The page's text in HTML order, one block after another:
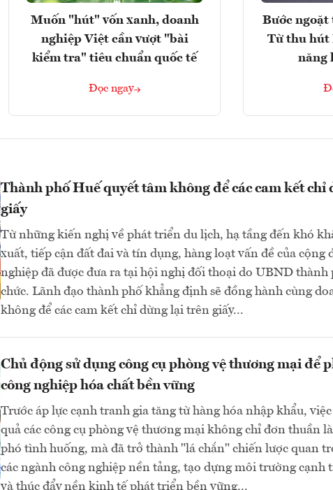
Muốn "hút" vốn xanh, doanh
nghiệp Việt cần vượt "bài
kiểm tra" tiêu chuẩn quốc tế
Đọc ngay
Bước ngoặt
Từ thu hút
năng
Thành phố Huế quyết tâm không để các cam kết chỉ
giấy
Từ những kiến nghị về phát triển du lịch, hạ tầng đến khó
xuất, tiếp cận đất đai và tín dụng, hàng loạt vấn đề của cộng
nghiệp đã được đưa ra tại hội nghị đối thoại do UBND thành
chức. Lãnh đạo thành phố khẳng định sẽ đồng hành cùng
không để các cam kết chỉ dừng lại trên giấy...
Chủ động sử dụng công cụ phòng vệ thương mại để
công nghiệp hóa chất bền vững
Trước áp lực cạnh tranh gia tăng từ hàng hóa nhập khẩu,
quả các công cụ phòng vệ thương mại không chỉ đơn thuần
phó tình huống, mà đã trở thành "lá chắn" chiến lược quan
các ngành công nghiệp nền tảng, tạo dựng môi trường cạnh
và thúc đẩy nền kinh tế phát triển bền vững...